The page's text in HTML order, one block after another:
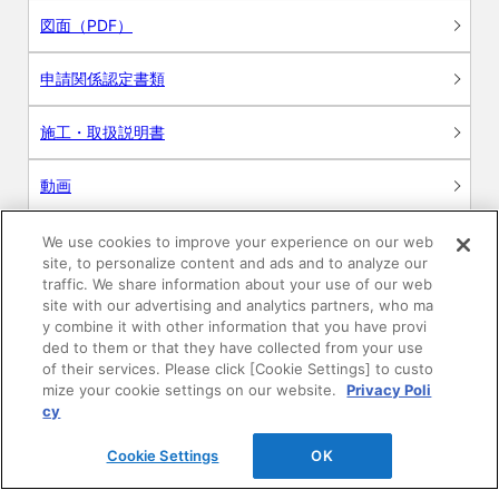
図面（PDF）
申請関係認定書類
施工・取扱説明書
動画
シミュレーションツール
24時間換気システム〈エアスマート〉
簡易設計見積ソフト
R&Dセンター環境測定・分析サービス
商品マスター申し込み
We use cookies to improve your experience on our web
site, to personalize content and ads and to analyze our
traffic. We share information about your use of our web
site with our advertising and analytics partners, who ma
y combine it with other information that you have provi
ded to them or that they have collected from your use
of their services. Please click [Cookie Settings] to custo
mize your cookie settings on our website.
Privacy Poli
cy
Cookie Settings OK